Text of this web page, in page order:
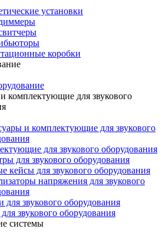
установки
коробки
комплектующие для звукового
и комплектующие для звукового
для звукового оборудования
для звукового оборудования
кейсы для звукового оборудования
напряжения для звукового
для звукового оборудования
звукового оборудования
системы